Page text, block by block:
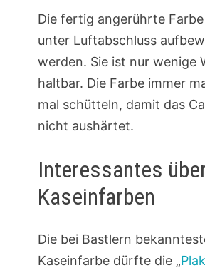
Die fertig angerührte
unter Luftabschluss
werden. Sie ist nur wenige
haltbar. Die Farbe immer
mal schütteln, damit das
nicht aushärtet.
Interessantes
Kaseinfarben
Die bei Bastlern
Kaseinfarbe dürfte die „